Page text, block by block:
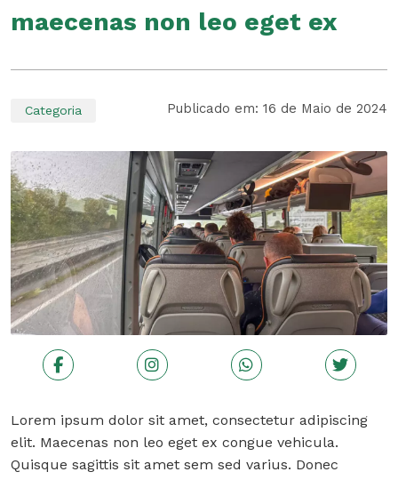
maecenas non leo eget ex
Categoria Publicado em: 16 de Maio de 2024
Lorem ipsum dolor sit amet, consectetur adipiscing
elit. Maecenas non leo eget ex congue vehicula.
Quisque sagittis sit amet sem sed varius. Donec